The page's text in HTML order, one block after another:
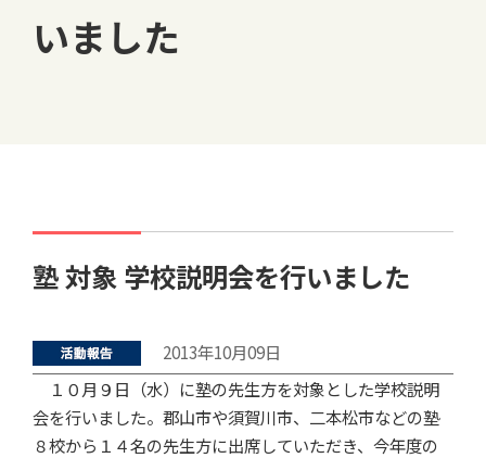
いました
塾 対象 学校説明会を行いました
2013年10月09日
１０月９日（水）に塾の先生方を対象とした学校説明
会を行いました。郡山市や須賀川市、二本松市などの塾
８校から１４名の先生方に出席していただき、今年度の